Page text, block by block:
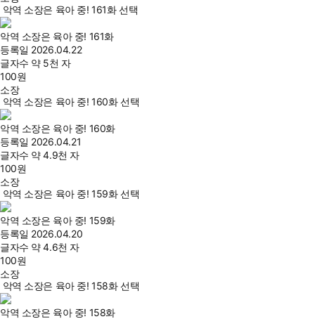
악역 소장은 육아 중! 161화 선택
악역 소장은 육아 중! 161화
등록일 2026.04.22
글자수 약 5천 자
100원
소장
악역 소장은 육아 중! 160화 선택
악역 소장은 육아 중! 160화
등록일 2026.04.21
글자수 약 4.9천 자
100원
소장
악역 소장은 육아 중! 159화 선택
악역 소장은 육아 중! 159화
등록일 2026.04.20
글자수 약 4.6천 자
100원
소장
악역 소장은 육아 중! 158화 선택
악역 소장은 육아 중! 158화